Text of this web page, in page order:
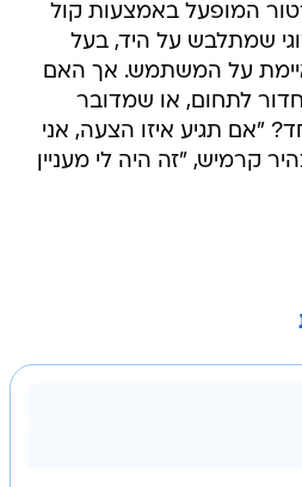
המופעל באמצעות קול
שמתלבש על היד, בעל
על המשתמש. אך האם
לתחום, או שמדובר
"אם תגיע איזו הצעה, אני
קרמיש, "זה היה לי מעניין